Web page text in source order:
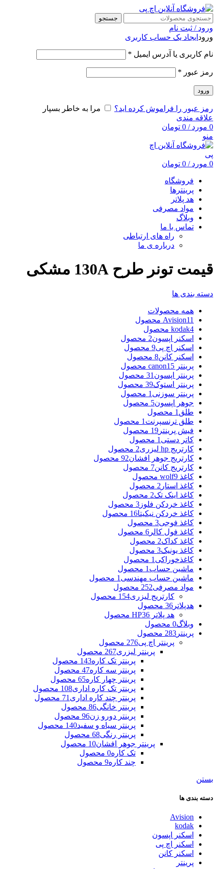
جستجو
ورود / ثبت نام
ورود ایجاد یک حساب کاربری
نام کاربری یا آدرس ایمیل *
رمز عبور *
ورود
رمز عبور را فراموش کرده اید؟
مرا به خاطر بسپار
علاقه مندی
0 مورد /
0 تومان
منو
0 مورد /
0 تومان
فروشگاه
پرینترها
هد پلاتر
مواد مصرفی
وبلاگ
تماس با ما
راه های ارتباطی
درباره ی ما
قیمت تونر طرح 130A مشکی
دسته بندی ها
همه محصولات
Avision11 محصول
kodak4 محصول
اسکنر اپسون2 محصول
اسکنر اچ پی9 محصول
اسکنر کانن8 محصول
پرینتر canon 15 محصول
پرینتر اپسون 31 محصول
پرینتر استوک39 محصول
پرینتر سوزنی 1 محصول
جوهر اپسون5 محصول
طلق 1 محصول
طلق ترنسپرنت 1 محصول
فیش پرینتر 19 محصول
کاتر دستی 1 محصول
کارتریج hp لیزری
2 محصول
کارتریج جوهر افشان92 محصول
کارتریج کانن7 محصول
کاغذ wolf 9 محصول
کاغذ استار 2 محصول
کاغذ اینک تک2 محصول
کاغذ خردکن فلوز 3 محصول
کاغذ خردکن نیکیتا16 محصول
کاغذ فوجی3 محصول
کاغذ فول کالر 6 محصول
کاغذ کداک2 محصول
کاغذ یونیک3 محصول
کاغذخوراکی 1 محصول
ماشین حساب 1 محصول
ماشین حساب مهندسی 1 محصول
مواد مصرفی252 محصول
کارتریج لیزری154 محصول
هدپلاتر 36 محصول
هد پلاتر HP 36 محصول
وبلاگ0 محصول
پرینتر 283 محصول
پرینتر اچ پی276 محصول
پرینتر لیزری267 محصول
پرینتر تک کاره143 محصول
پرینتر سه کاره47 محصول
پرینتر چهار کاره65 محصول
پرینتر تک کاره اداری108 محصول
پرینتر چند کاره اداری 71 محصول
پرینتر خانگی86 محصول
پرینتر دورو زن96 محصول
پرینتر سیاه و سفید140 محصول
پرینتر رنگی68 محصول
پرینتر جوهر افشان10 محصول
تک کاره0 محصول
چند کاره9 محصول
بستن
دسته بندی ها
Avision
kodak
اسکنر اپسون
اسکنر اچ پی
اسکنر کانن
پرینتر